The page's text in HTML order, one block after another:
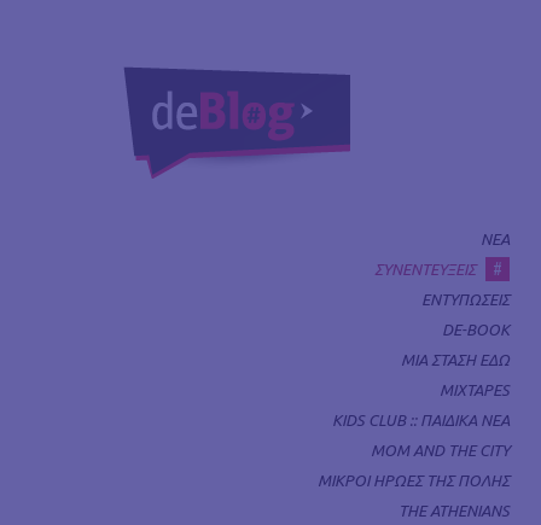
ΝΕΑ
ΣΥΝΕΝΤΕΥΞΕΙΣ
#
ΕΝΤΥΠΩΣΕΙΣ
DE-BOOK
ΜΙΑ ΣΤΑΣΗ ΕΔΩ
MIXTAPES
KIDS CLUB :: ΠΑΙΔΙΚΑ ΝΕΑ
MOM AND THE CITY
ΜΙΚΡΟΙ ΗΡΩΕΣ ΤΗΣ ΠΟΛΗΣ
THE ATHENIANS